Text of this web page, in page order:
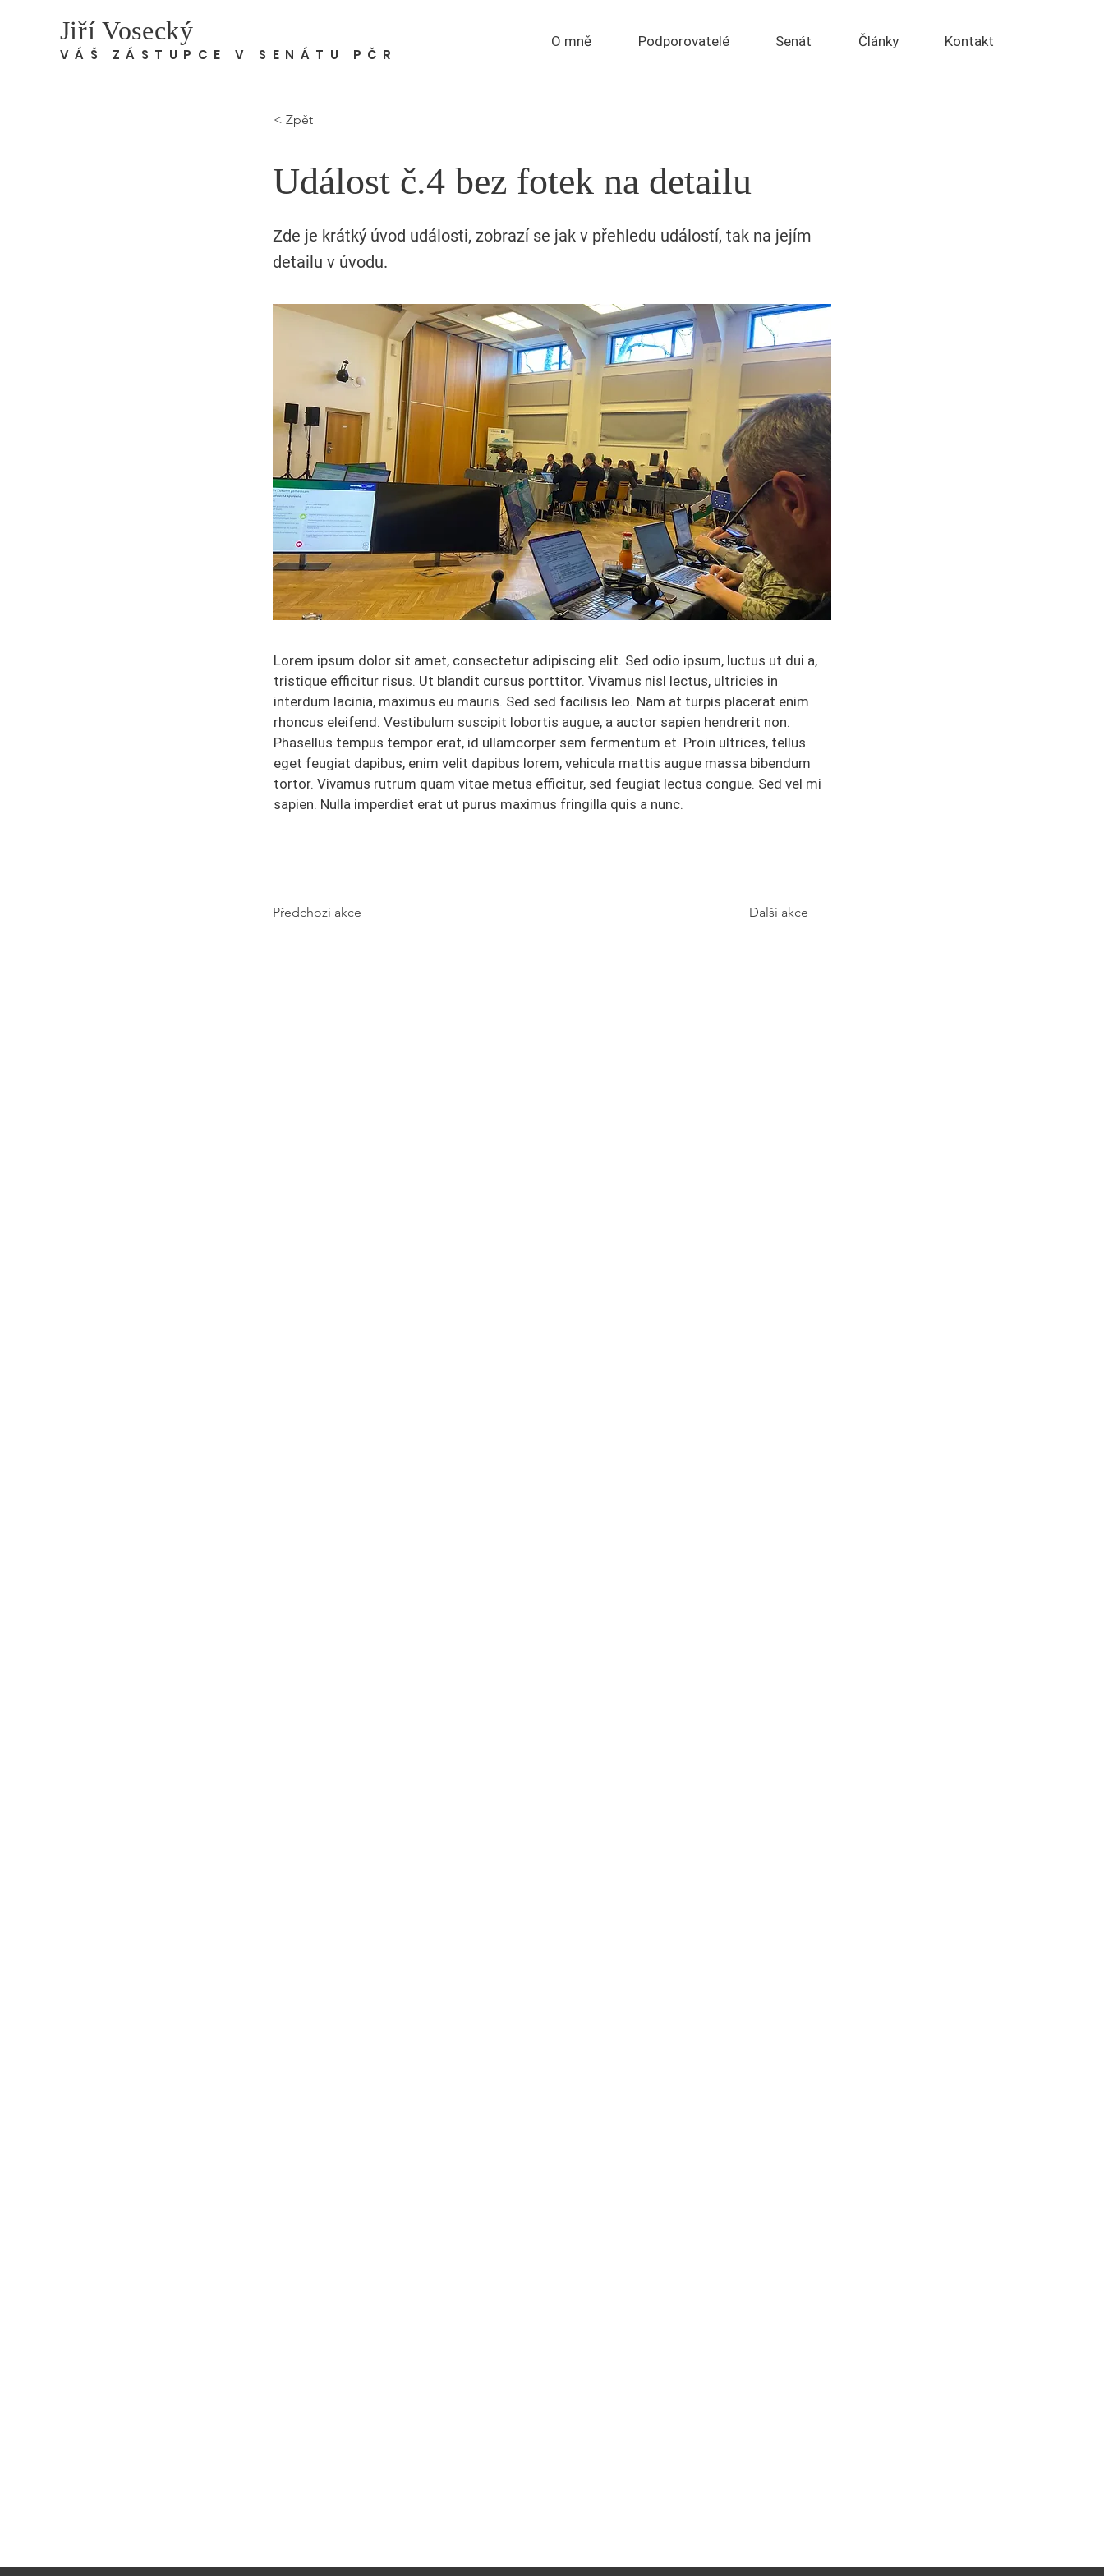
Jiří Vosecký
VÁŠ ZÁSTUPCE V SENÁTU PČR
O mně Podporovatelé Senát Články Kontakt
< Zpět
Událost č.4 bez fotek na detailu
Zde je krátký úvod události, zobrazí se jak v přehledu událostí, tak na jejím
detailu v úvodu.
Lorem ipsum dolor sit amet, consectetur adipiscing elit. Sed odio ipsum, luctus ut dui a,
tristique efficitur risus. Ut blandit cursus porttitor. Vivamus nisl lectus, ultricies in
interdum lacinia, maximus eu mauris. Sed sed facilisis leo. Nam at turpis placerat enim
rhoncus eleifend. Vestibulum suscipit lobortis augue, a auctor sapien hendrerit non.
Phasellus tempus tempor erat, id ullamcorper sem fermentum et. Proin ultrices, tellus
eget feugiat dapibus, enim velit dapibus lorem, vehicula mattis augue massa bibendum
tortor. Vivamus rutrum quam vitae metus efficitur, sed feugiat lectus congue. Sed vel mi
sapien. Nulla imperdiet erat ut purus maximus fringilla quis a nunc.
Předchozí akce Další akce